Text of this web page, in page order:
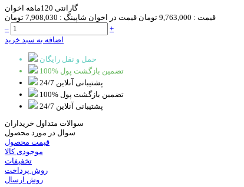
گارانتی 120ماهه اخوان
قیمت : 9,763,000 تومان قیمت در اخوان شاپینگ : 7,908,030 تومان
–
+
اضافه به سبد خرید
حمل و نقل رایگان
100% تضمین بازگشت پول
پشتیبانی آنلاین 24/7
100% تضمین بازگشت پول
پشتیبانی آنلاین 24/7
سوالات متداول خریداران
سوال در مورد محصول
قیمت محصول
موجودی کالا
تخفیفات
روش پرداخت
روش ارسال